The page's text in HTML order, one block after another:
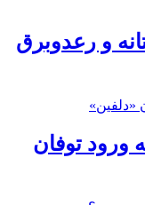
و رعدوبرق
ورود توفان